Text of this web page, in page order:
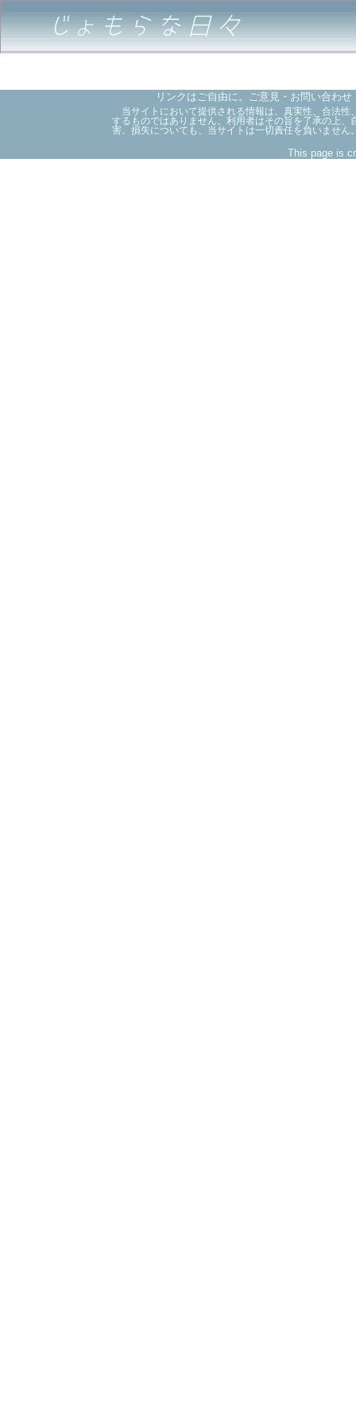
じょもらな日々
リンクはご自由に。ご意見・お問い合わ
当サイトにおいて提供される情報は、真実性、合法性
するものではありません。利用者はその旨を了承の上
害、損失についても、当サイトは一切責任を負いません
This page is